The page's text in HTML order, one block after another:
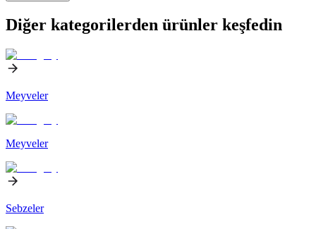
Diğer kategorilerden ürünler keşfedin
Meyveler
Meyveler
Sebzeler